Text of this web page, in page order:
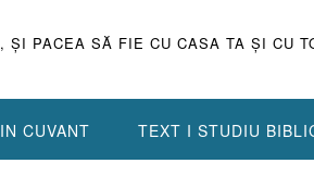
PACEA SĂ FIE CU CASA TA ŞI CU
CUVANT TEXT I STUDIU